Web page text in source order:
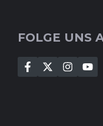
FOLGE UNS